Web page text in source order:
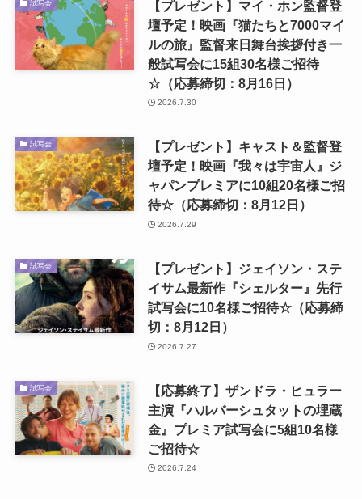
試写会
【プレゼント】マイ・ホン監督登
壇予定！映画『猫たちと7000マイ
ルの旅』監督来日舞台挨拶付き一
般試写会に15組30名様ご招待
☆（応募締切：8月16日）
2026.7.30
試写会
【プレゼント】キャスト＆監督登
壇予定！映画『我々は宇宙人』ジ
ャパンプレミアに10組20名様ご招
待☆（応募締切：8月12日）
2026.7.29
試写会
【プレゼント】ジェイソン・ステ
イサム最新作『シェルター』先行
試写会に10名様ご招待☆（応募締
切：8月12日）
2026.7.27
試写会
【応募終了】ザンドラ・ヒュラー
主演『ハルバーシュタットの埋蔵
金』プレミア試写会に5組10名様
ご招待☆
2026.7.24